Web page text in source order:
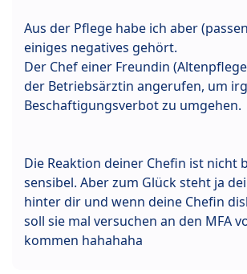
Aus der Pflege habe ich aber
einiges negatives gehört.
Der Chef einer Freundin
der Betriebsärztin angerufen, um
Beschaftigungsverbot zu umgehen.
Die Reaktion deiner Chefin ist nicht
sensibel. Aber zum Glück steht ja
hinter dir und wenn deine Chefin
soll sie mal versuchen an den MFA
kommen hahahaha